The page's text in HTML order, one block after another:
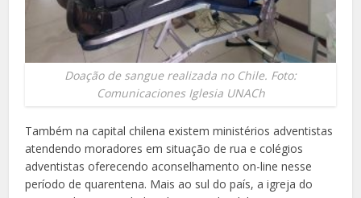
Doação de sangue realizada no Chile. Foto:
Comunicaciones Iglesia UNACh
Também na capital chilena existem ministérios adventistas
atendendo moradores em situação de rua e colégios
adventistas oferecendo aconselhamento on-line nesse
período de quarentena. Mais ao sul do país, a igreja do